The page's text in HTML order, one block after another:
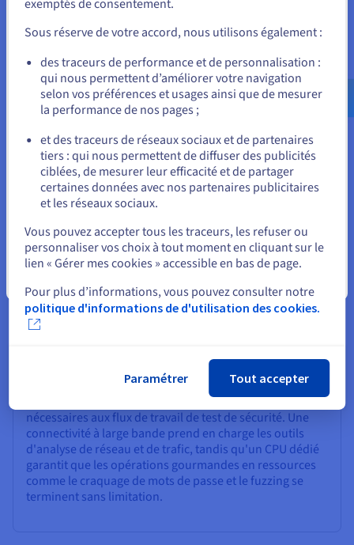
outils spécialisés, des scripts personnalisés et des versions
disponibles dans les dépôts standards. L'accès root à votre
de compiler des exploits personnalisés à partir de la source et
de configurer l'environnement système précisément pour
correspondre à votre méthodologie de test. Ce contrôle sans
restriction est essentiel pour les évaluations de sécurité
professionnelles qui vont au-delà de ce que les outils
empaquetés peuvent accomplir seuls.
Pourquoi Choisir OVHcloud pour
Votre VPS Kali Linux ?
Les serveurs VPS OVHcloud fournissent les
performances réseau et les ressources informatiques
nécessaires aux flux de travail de test de sécurité. Une
connectivité à large bande prend en charge les outils
d'analyse de réseau et de trafic, tandis qu'un CPU dédié
garantit que les opérations gourmandes en ressources
comme le craquage de mots de passe et le fuzzing se
terminent sans limitation.
Pour commander, rendez-vous sur le site de votre pays (États-
Allez sur le site États-Unis
us.ovhcloud.com/
Anglais USD - $
ou
Rester sur le site actuel
Sélectionner un autre site web
exemptés de consentement.
Sous réserve de votre accord, nous utilisons également :
des traceurs de performance et de personnalisation :
qui nous permettent d’améliorer votre navigation
selon vos préférences et usages ainsi que de mesurer
la performance de nos pages ;
et des traceurs de réseaux sociaux et de partenaires
tiers : qui nous permettent de diffuser des publicités
ciblées, de mesurer leur efficacité et de partager
certaines données avec nos partenaires publicitaires
et les réseaux sociaux.
Vous pouvez accepter tous les traceurs, les refuser ou
personnaliser vos choix à tout moment en cliquant sur le
lien « Gérer mes cookies » accessible en bas de page.
Pour plus d’informations, vous pouvez consulter notre
politique d'informations de d'utilisation des cookies.
Paramétrer Tout accepter